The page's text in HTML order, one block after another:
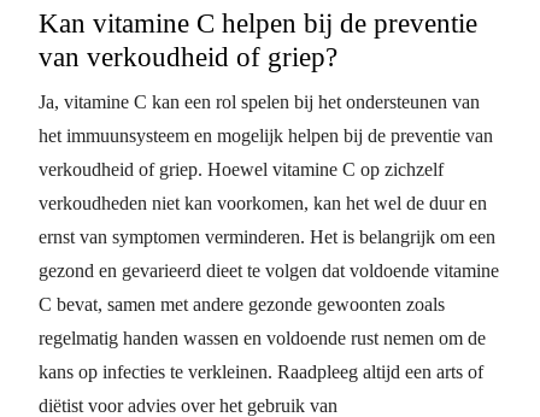
Kan vitamine C helpen bij de preventie
van verkoudheid of griep?
Ja, vitamine C kan een rol spelen bij het ondersteunen van
het immuunsysteem en mogelijk helpen bij de preventie van
verkoudheid of griep. Hoewel vitamine C op zichzelf
verkoudheden niet kan voorkomen, kan het wel de duur en
ernst van symptomen verminderen. Het is belangrijk om een
gezond en gevarieerd dieet te volgen dat voldoende vitamine
C bevat, samen met andere gezonde gewoonten zoals
regelmatig handen wassen en voldoende rust nemen om de
kans op infecties te verkleinen. Raadpleeg altijd een arts of
diëtist voor advies over het gebruik van